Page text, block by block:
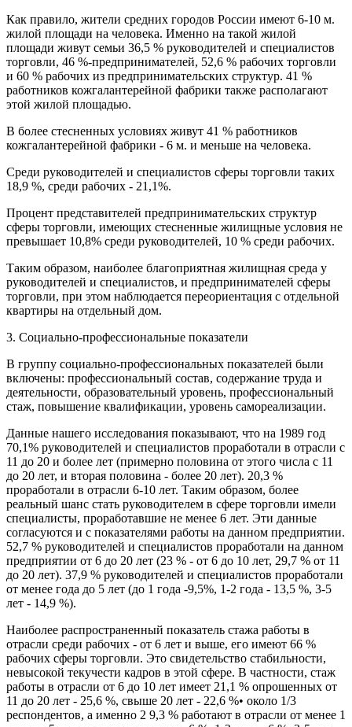
Как правило, жители средних городов России имеют 6-10 м.
жилой площади на человека. Именно на такой жилой
площади живут семьи 36,5 % руководителей и специалистов
торговли, 46 %-предпринимателей, 52,6 % рабочих торговли
и 60 % рабочих из предпринимательских структур. 41 %
работников кожгалантерейной фабрики также располагают
этой жилой площадью.
В более стесненных условиях живут 41 % работников
кожгалантерейной фабрики - 6 м. и меньше на человека.
Среди руководителей и специалистов сферы торговли таких
18,9 %, среди рабочих - 21,1%.
Процент представителей предпринимательских структур
сферы торговли, имеющих стесненные жилищные условия не
превышает 10,8% среди руководителей, 10 % среди рабочих.
Таким образом, наиболее благоприятная жилищная среда у
руководителей и специалистов, и предпринимателей сферы
торговли, при этом наблюдается переориентация с отдельной
квартиры на отдельный дом.
3. Социально-профессиональные показатели
В группу социально-профессиональных показателей были
включены: профессиональный состав, содержание труда и
деятельности, образовательный уровень, профессиональный
стаж, повышение квалификации, уровень самореализации.
Данные нашего исследования показывают, что на 1989 год
70,1% руководителей и специалистов проработали в отрасли с
11 до 20 и более лет (примерно половина от этого числа с 11
до 20 лет, и вторая половина - более 20 лет). 20,3 %
проработали в отрасли 6-10 лет. Таким образом, более
реальный шанс стать руководителем в сфере торговли имели
специалисты, проработавшие не менее 6 лет. Эти данные
согласуются и с показателями работы на данном предприятии.
52,7 % руководителей и специалистов проработали на данном
предприятии от 6 до 20 лет (23 % - от 6 до 10 лет, 29,7 % от 11
до 20 лет). 37,9 % руководителей и специалистов проработали
от менее года до 5 лет (до 1 года -9,5%, 1-2 года - 13,5 %, 3-5
лет - 14,9 %).
Наиболее распространенный показатель стажа работы в
отрасли среди рабочих - от 6 лет и выше, его имеют 66 %
рабочих сферы торговли. Это свидетельство стабильности,
невысокой текучести кадров в этой сфере. В частности, стаж
работы в отрасли от 6 до 10 лет имеет 21,1 % опрошенных от
11 до 20 лет - 25,6 %, свыше 20 лет - 22,6 %• около 1/3
респондентов, а именно 2 9,3 % работают в отрасли от менее 1